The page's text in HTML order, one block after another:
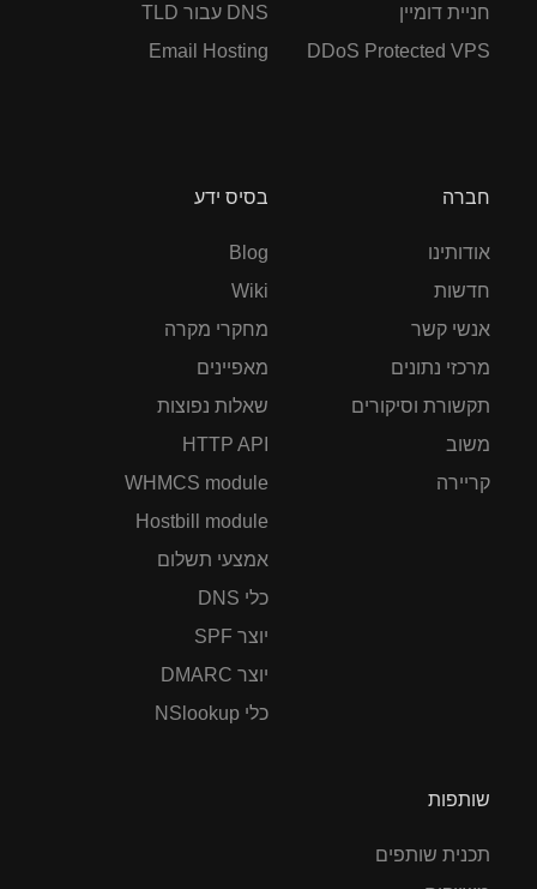
חניית דומיין
DDoS Protected VPS
DNS עבור TLD
Email Hosting
חברה
אודותינו
חדשות
אנשי קשר
מרכזי נתונים
תקשורת וסיקורים
משוב
קריירה
בסיס ידע
Blog
Wiki
מחקרי מקרה
מאפיינים
שאלות נפוצות
HTTP API
WHMCS module
Hostbill module
אמצעי תשלום
כלי DNS
יוצר SPF
יוצר DMARC
כלי NSlookup
שותפות
תכנית שותפים